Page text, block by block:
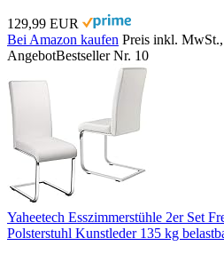
129,99 EUR
Bei Amazon kaufen Preis inkl.
AngebotBestseller Nr. 10
Yaheetech Esszimmerstühle 2er Set
Polsterstuhl Kunstleder 135 kg